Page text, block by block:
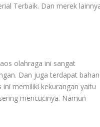
Terbaik. Dan merek
olahraga ini sangat
Dan juga terdapat bahan
memiliki kekurangan yaitu
mencucinya. Namun